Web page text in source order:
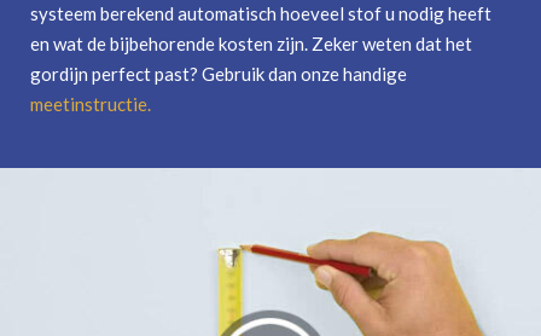
systeem berekend automatisch hoeveel stof u nodig heeft
en wat de bijbehorende kosten zijn. Zeker weten dat het
gordijn perfect past? Gebruik dan onze handige
meetinstructie.